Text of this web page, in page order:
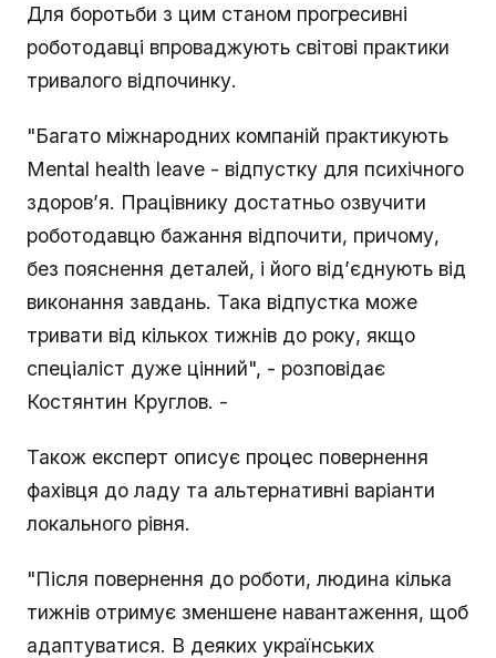
Для боротьби з цим станом прогресивні
роботодавці впроваджують світові практики
тривалого відпочинку.
"Багато міжнародних компаній практикують
Mental health leave - відпустку для психічного
здоров’я. Працівнику достатньо озвучити
роботодавцю бажання відпочити, причому,
без пояснення деталей, і його від’єднують від
виконання завдань. Така відпустка може
тривати від кількох тижнів до року, якщо
спеціаліст дуже цінний", - розповідає
Костянтин Круглов. -
Також експерт описує процес повернення
фахівця до ладу та альтернативні варіанти
локального рівня.
"Після повернення до роботи, людина кілька
тижнів отримує зменшене навантаження, щоб
адаптуватися. В деяких українських